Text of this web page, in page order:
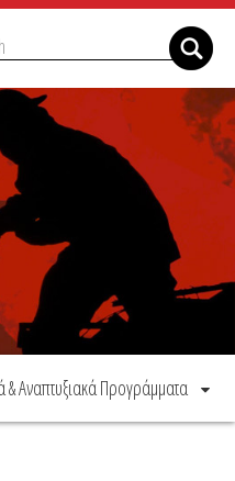
& Αναπτυξιακά Προγράμματα